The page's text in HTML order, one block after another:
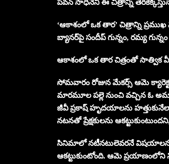
ప‌వ‌న్ సాధినేని ఈ చిత్రాన్ని
‘ఆకాశంలో ఒక తార’ చిత్రాన్ని
బ్యాన‌ర్‌పై సందీప్ గున్నం, ర‌మ్య గున్నం
ఆకాశంలో ఒక తార చిత్రంతో సాత్విక
సోమ‌వారం రోజున మేక‌ర్స్ ఆమె
మార‌మూల ప‌ల్లె నుంచి వ‌చ్చిన ఓ
జీవీ ప్ర‌కాష్ హృద‌యాల‌ను
న‌ట‌న‌తో ప్రేక్ష‌కుల‌ను
సినిమాలో న‌టీన‌టులెవ‌ర‌నే విష‌యాల‌ను
ఆక‌ట్టుకుంటోంది. ఆమె ప్ర‌యాణంలోని